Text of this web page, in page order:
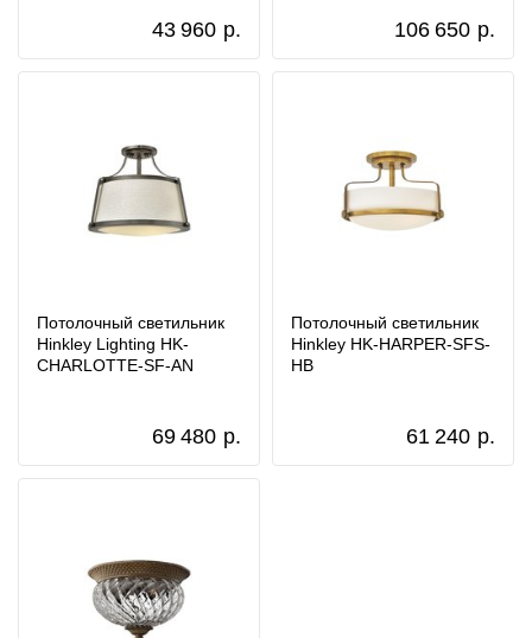
43 960 р. 106 650 р.
Потолочный светильник
Hinkley Lighting HK-
CHARLOTTE-SF-AN
69 480 р.
Потолочный светильник
Hinkley HK-HARPER-SFS-
HB
61 240 р.